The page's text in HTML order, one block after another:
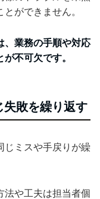
ができません。
、業務の手順や対応
不可欠です。
失敗を繰り返す
じミスや手戻りが繰
法や工夫は担当者個